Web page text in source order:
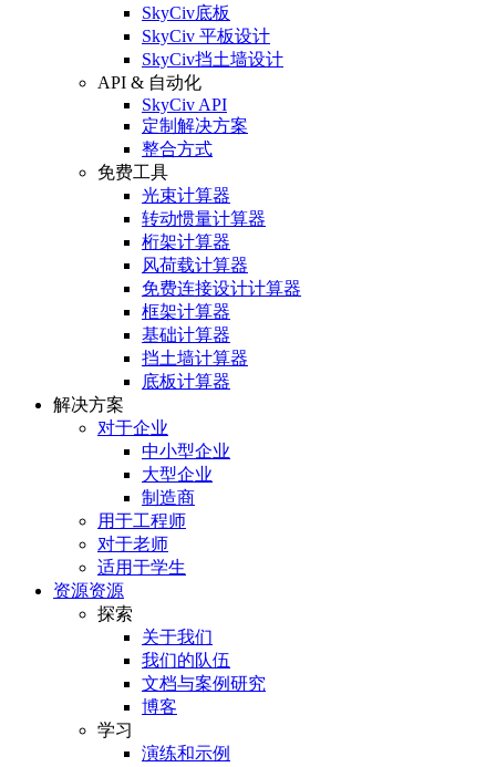
SkyCiv底板
SkyCiv 平板设计
SkyCiv挡土墙设计
API & 自动化
SkyCiv API
定制解决方案
整合方式
免费工具
光束计算器
转动惯量计算器
桁架计算器
风荷载计算器
免费连接设计计算器
框架计算器
基础计算器
挡土墙计算器
底板计算器
解决方案
对于企业
中小型企业
大型企业
制造商
用于工程师
对于老师
适用于学生
资源资源
探索
关于我们
我们的队伍
文档与案例研究
博客
学习
演练和示例